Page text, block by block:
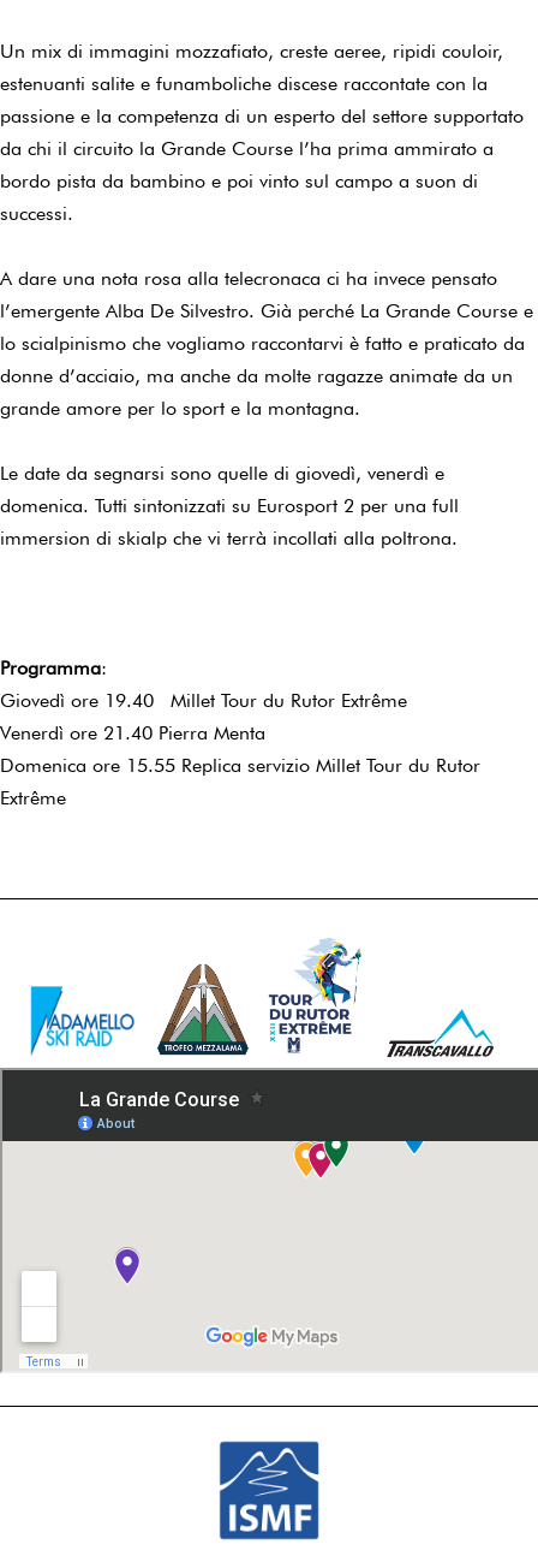
Un mix di immagini mozzafiato, creste aeree, ripidi couloir,
estenuanti salite e funamboliche discese raccontate con la
passione e la competenza di un esperto del settore supportato
da chi il circuito la Grande Course l’ha prima ammirato a
bordo pista da bambino e poi vinto sul campo a suon di
successi.
A dare una nota rosa alla telecronaca ci ha invece pensato
l’emergente Alba De Silvestro. Già perché La Grande Course e
lo scialpinismo che vogliamo raccontarvi è fatto e praticato da
donne d’acciaio, ma anche da molte ragazze animate da un
grande amore per lo sport e la montagna.
Le date da segnarsi sono quelle di giovedì, venerdì e
domenica. Tutti sintonizzati su Eurosport 2 per una full
immersion di skialp che vi terrà incollati alla poltrona.
Programma:
Giovedì ore 19.40 Millet Tour du Rutor Extrême
Venerdì ore 21.40 Pierra Menta
Domenica ore 15.55 Replica servizio Millet Tour du Rutor
Extrême